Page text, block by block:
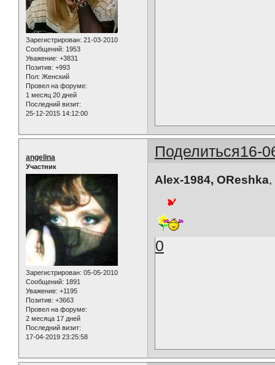
Зарегистрирован: 21-03-2010
Сообщений: 1953
Уважение: +3831
Позитив: +993
Пол: Женский
Провел на форуме:
1 месяц 20 дней
Последний визит:
25-12-2015 14:12:00
Поделиться16-
angelina
Участник
Зарегистрирован: 05-05-2010
Сообщений: 1891
Уважение: +1195
Позитив: +3663
Провел на форуме:
2 месяца 17 дней
Последний визит:
17-04-2019 23:25:58
Alex-1984, OReshka,
0